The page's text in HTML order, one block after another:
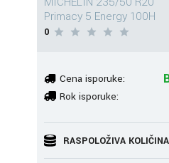
Primacy 5 Energy 100H
0
Cena isporuke:
Rok isporuke:
RASPOLOŽIVA